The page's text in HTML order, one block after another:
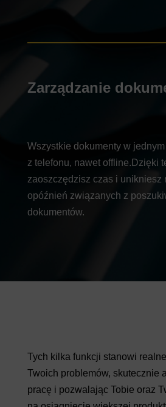
Zarządzanie
Wszystkie dokumenty w
z telefonu, nawet offline.Dzięki
zaoszczędzisz czas i unikniesz
opóźnień związanych z
dokumentów.
Tych kilka funkcji stanowi
Twoich problemów, skutecznie
pracę i pozwalając Tobie oraz